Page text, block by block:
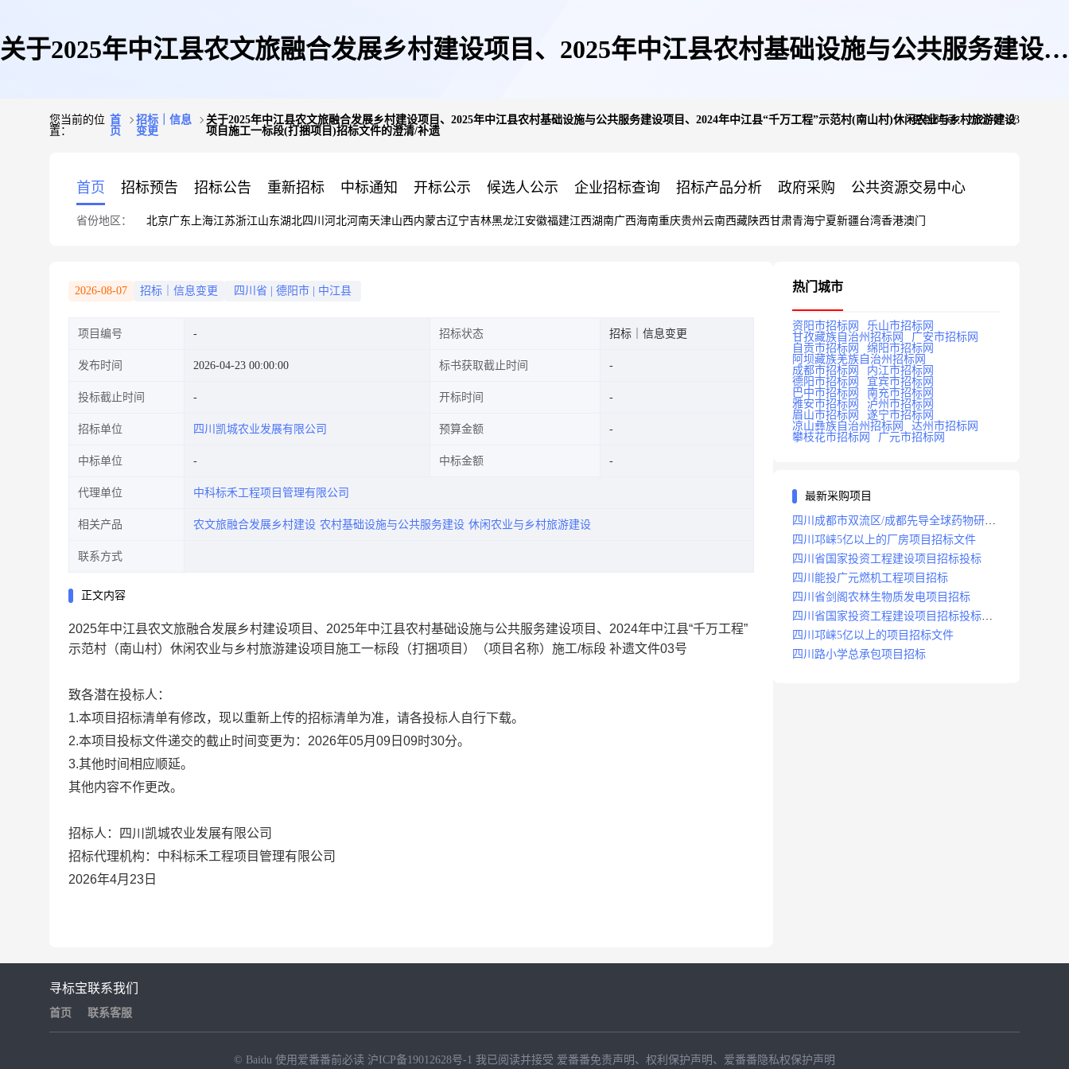
关于2025年中江县农文旅融合发展乡村建设项目、2025年中江县农村基础设施与公共服务建设项
您当前的位
置：
首
页
招标｜信息
变更
关于2025年中江县农文旅融合发展乡村建设项目、2025年中江县农村基础设施与公共服务建设项目、2024年中江县“千万工程”示范村(南山村)休闲农业与乡村旅游建设
项目施工一标段(打捆项目)招标文件的澄清/补遗
更新时间：2026-07-23
首页 招标预告 招标公告 重新招标 中标通知 开标公示 候选人公示 企业招标查询 招标产品分析 政府采购 公共资源交易中心
省份地区： 北京广东 上海江苏浙江山东湖北四川 河北河南天津山西内蒙古辽宁吉林黑龙江安徽福建江西湖南广西海南重庆贵州 云南西藏陕西甘肃青海宁夏新疆台湾香港澳门
2026-08-07 招标｜信息变更 四川省 德阳市 中江县
项目编号 招标状态 招标｜信息变更
发布时间 2026-04-23 00:00:00 标书获取截止时间
投标截止时间 开标时间
招标单位 四川凯城农业发展有限公司 预算金额
中标单位 中标金额
代理单位 中科标禾工程项目管理有限公司
相关产品 农文旅融合发展乡村建设 农村基础设施与公共服务建设 休闲农业与乡村旅游建设
联系方式
正文内容
2025年中江县农文旅融合发展乡村建设项目、2025年中江县农村基础设施与公共服务建设项目、2024年中江县“千万工程”
示范村（南山村）休闲农业与乡村旅游建设项目施工一标段（打捆项目）（项目名称）施工/标段 补遗文件03号
致各潜在投标人：
1.本项目招标清单有修改，现以重新上传的招标清单为准，请各投标人自行下载。
2.本项目投标文件递交的截止时间变更为： 2026年05月09日09时30分。
3.其他时间相应顺延。
其他内容不作更改。
招标人：四川凯城农业发展有限公司
招标代理机构：中科标禾工程项目管理有限公司
2026年4月 23 日
热门城市
资阳市招标网
乐山市招标网
甘孜藏族自治州招标网
广安市招标网
自贡市招标网
绵阳市招标网
阿坝藏族羌族自治州招标网
成都市招标网
内江市招标网
德阳市招标网
宜宾市招标网
巴中市招标网
南充市招标网
雅安市招标网
泸州市招标网
眉山市招标网
遂宁市招标网
凉山彝族自治州招标网
达州市招标网
攀枝花市招标网
广元市招标网
最新采购项目
四川成都市双流区/成都先导全球药物研发
生产基地(一期)(dj)项目招标标段
四川邛崃5亿以上的厂房项目招标文件
四川省国家投资工程建设项目招标投标
四川能投广元燃机工程项目招标
四川省剑阁农林生物质发电项目招标
四川省国家投资工程建设项目招标投标
2008年版
四川邛崃5亿以上的项目招标文件
四川路小学总承包项目招标
寻标宝
首页
联系我们
联系客服
© Baidu 使用爱番番前必读 沪ICP备19012628号-1 我已阅读并接受 爱番番免责声明 、 权利保护声明 、 爱番番隐私权保护声明